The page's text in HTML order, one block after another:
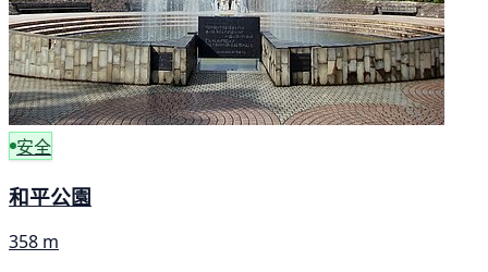
安全
和平公園
358 m